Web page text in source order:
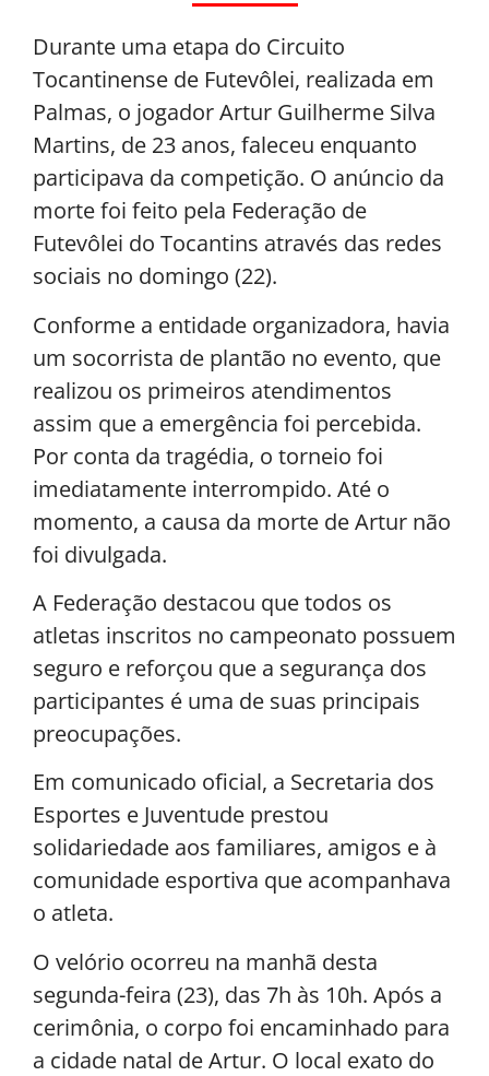
Durante uma etapa do Circuito
Tocantinense de Futevôlei, realizada em
Palmas, o jogador Artur Guilherme Silva
Martins, de 23 anos, faleceu enquanto
participava da competição. O anúncio da
morte foi feito pela Federação de
Futevôlei do Tocantins através das redes
sociais no domingo (22).
Conforme a entidade organizadora, havia
um socorrista de plantão no evento, que
realizou os primeiros atendimentos
assim que a emergência foi percebida.
Por conta da tragédia, o torneio foi
imediatamente interrompido. Até o
momento, a causa da morte de Artur não
foi divulgada.
A Federação destacou que todos os
atletas inscritos no campeonato possuem
seguro e reforçou que a segurança dos
participantes é uma de suas principais
preocupações.
Em comunicado oficial, a Secretaria dos
Esportes e Juventude prestou
solidariedade aos familiares, amigos e à
comunidade esportiva que acompanhava
o atleta.
O velório ocorreu na manhã desta
segunda-feira (23), das 7h às 10h. Após a
cerimônia, o corpo foi encaminhado para
a cidade natal de Artur. O local exato do